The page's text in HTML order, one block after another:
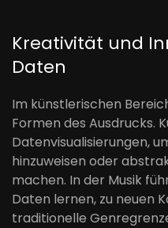
Kreativität und
Daten
Im künstlerischen
Formen des Ausdrucks.
Datenvisualisierungen,
hinzuweisen oder
machen. In der Musik
Daten lernen, zu neuen
traditionelle